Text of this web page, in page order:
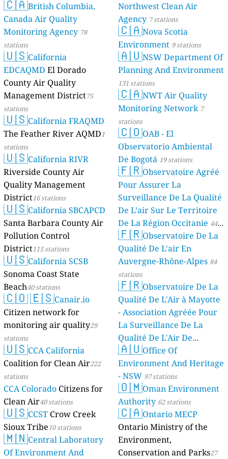
🇨🇦British Columbia,
Canada Air Quality
Monitoring Agency 78
stations
🇺🇸California
EDCAQMD El Dorado
County Air Quality
Management District75
stations
🇺🇸California FRAQMD
The Feather River AQMD1
stations
🇺🇸California RIVR
Riverside County Air
Quality Management
District16 stations
🇺🇸California SBCAPCD
Santa Barbara County Air
Pollution Control
District115 stations
🇺🇸California SCSB
Sonoma Coast State
Beach40 stations
🇨🇴🇪🇸Canair.io
Citizen network for
monitoring air quality29
stations
🇺🇸CCA California
Coalition for Clean Air222
stations
CCA Colorado Citizens for
Clean Air40 stations
🇺🇸CCST Crow Creek
Sioux Tribe10 stations
🇲🇳Central Laboratory
Of Environment And
Northwest Clean Air
Agency 7 stations
🇨🇦Nova Scotia
Environment 9 stations
🇦🇺NSW Department Of
Planning And Environment
131 stations
🇨🇦NWT Air Quality
Monitoring Network 7
stations
🇨🇴OAB - El
Observatorio Ambiental
De Bogotá 19 stations
🇫🇷Observatoire Agréé
Pour Assurer La
Surveillance De La Qualité
De L’air Sur Le Territoire
De La Région Occitanie 44
stations
🇫🇷Observatoire De La
Qualité De L'air En
Auvergne-Rhône-Alpes 84
stations
🇫🇷Observatoire De La
Qualité De L'Air à Mayotte
- Association Agréée Pour
La Surveillance De La
Qualité De L'Air De
Mayotte 4 stations
🇦🇺Office Of
Environment And Heritage
- NSW 97 stations
🇴🇲Oman Environment
Authority 62 stations
🇨🇦Ontario MECP
Ontario Ministry of the
Environment,
Conservation and Parks27